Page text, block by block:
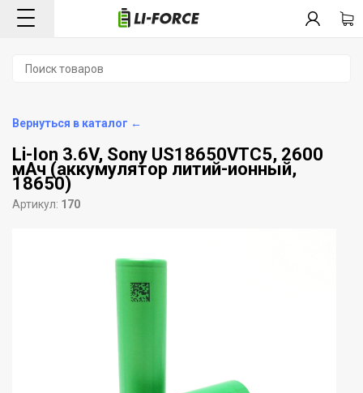
Вернуться в каталог ←
Li-Ion 3.6V, Sony US18650VTC5, 2600
мАч (аккумулятор литий-ионный,
18650)
Артикул: 170